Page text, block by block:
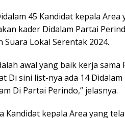
45 Kandidat kepala
kader Didalam Partai
Lokal Serentak 2024.
awal yang baik kerja
Di sini list-nya ada 14
Di Partai Perindo,” jelasnya.
Kandidat kepala Area yang